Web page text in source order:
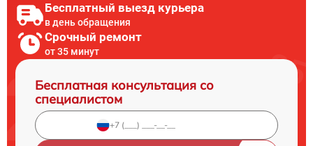
Бесплатный выезд курьера
в день обращения
Срочный ремонт
от 35 минут
Бесплатная консультация со
специалистом